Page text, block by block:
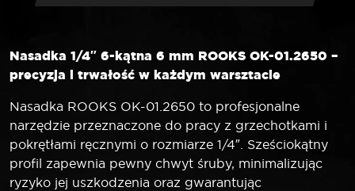
Nasadka 1/4″ 6-kątna 6 mm ROOKS OK-01.2650 –
precyzja i trwałość w każdym warsztacie
Nasadka ROOKS OK-01.2650 to profesjonalne
narzędzie przeznaczone do pracy z grzechotkami i
pokrętłami ręcznymi o rozmiarze 1/4″. Sześciokątny
profil zapewnia pewny chwyt śruby, minimalizując
ryzyko jej uszkodzenia oraz gwarantując